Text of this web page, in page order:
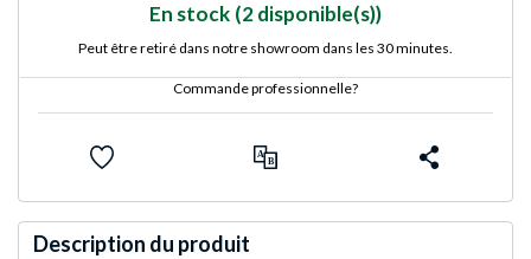
En stock (2 disponible(s))
Peut être retiré dans notre showroom dans les 30 minutes.
Commande professionnelle?
Description du produit